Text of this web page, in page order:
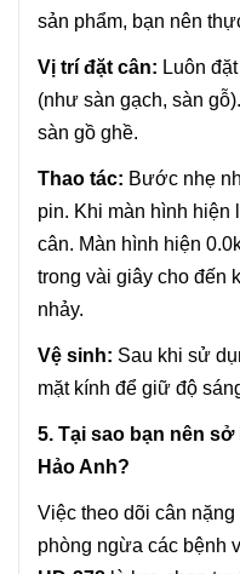
sản phẩm, bạn nên
Vị trí đặt cân: Luôn
(như sàn gạch, sàn
sàn gồ ghề.
Thao tác: Bước nhẹ
pin. Khi màn hình hiện
cân. Màn hình hiện
trong vài giây cho đến
nhảy.
Vệ sinh: Sau khi sử
mặt kính để giữ độ
5. Tại sao bạn nên
Hảo Anh?
Việc theo dõi cân
phòng ngừa các bệnh